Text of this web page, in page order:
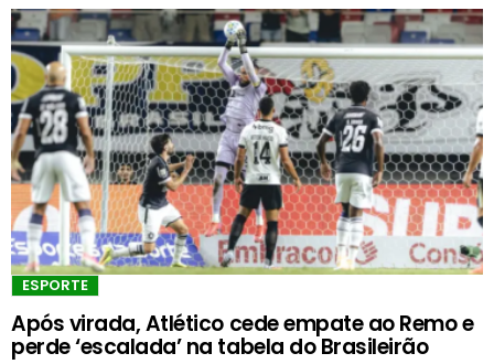
ESPORTE
Após virada, Atlético cede empate ao Remo e
perde ‘escalada’ na tabela do Brasileirão